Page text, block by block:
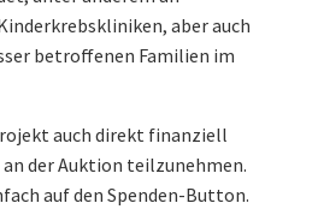
aber auch
betroffenen Familien im
auch direkt finanziell
der Auktion teilzunehmen.
auf den Spenden-Button.